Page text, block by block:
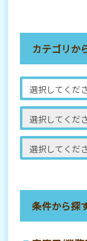
カテゴリか
条件から探